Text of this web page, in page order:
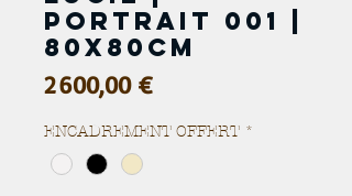
Portrait 001 |
80x80cm
2 600,00 €Prix
ENCADREMENT OFFERT *